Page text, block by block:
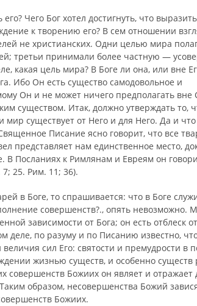
Чего Бог хотел достигнуть, что
к творению его? В сем отношении
не христианских. Одни целью мира
третьи принимали более частную —
какая цель мира? В Боге ли она, или вне
Ибо Он есть существо самодоволь­ное и
Он и не может ничего предпо­лагать вне
существом. Итак, должно утверждать то,
мир существует от Него и для Него. Да и
Писание ясно говорит, что все
представляет нам единственное место,
В Посланиях к Римлянам и Евреям он
25. Рим. 11; 36).
в Боге, то спрашивается: что в Боге
совер­шенств?., опять невозможно.
зависимости от Бога; он есть отблеск
деле, по разуму и по Писанию известно,
сил Его: святости и премудрости в
жизнью существ, и особенно существ
совер­шенств Божиих он являет и отражает
образом, несовершенства Божий
Божиих.